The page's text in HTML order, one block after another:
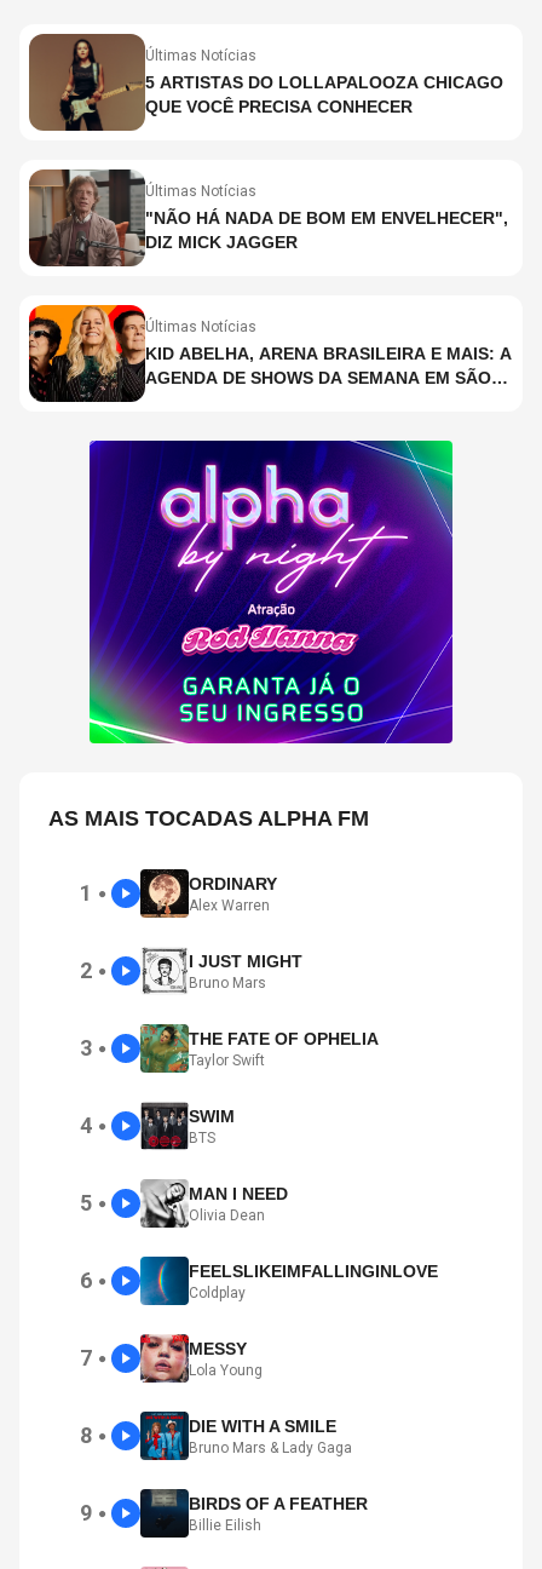
Últimas Notícias
5 ARTISTAS DO LOLLAPALOOZA CHICAGO
QUE VOCÊ PRECISA CONHECER
Últimas Notícias
"NÃO HÁ NADA DE BOM EM ENVELHECER",
DIZ MICK JAGGER
Últimas Notícias
KID ABELHA, ARENA BRASILEIRA E MAIS: A
AGENDA DE SHOWS DA SEMANA EM SÃO
AS MAIS TOCADAS ALPHA FM
1 ● ORDINARY
Alex Warren
2 ● I JUST MIGHT
Bruno Mars
3 ● THE FATE OF OPHELIA
Taylor Swift
4 ● SWIM
BTS
5 ● MAN I NEED
Olivia Dean
6 ● FEELSLIKEIMFALLINGINLOVE
Coldplay
7 ● MESSY
Lola Young
8 ● DIE WITH A SMILE
Bruno Mars & Lady Gaga
9 ● BIRDS OF A FEATHER
Billie Eilish